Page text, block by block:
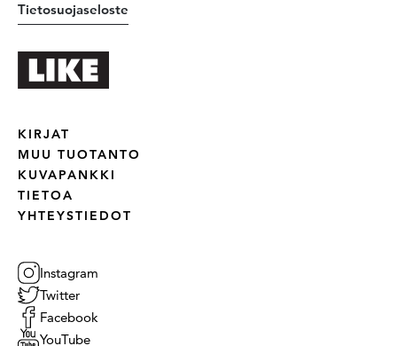
Tietosuojaseloste
Instagram
Twitter
Facebook
YouTube
KIRJAT
MUU TUOTANTO
KUVAPANKKI
TIETOA
YHTEYSTIEDOT